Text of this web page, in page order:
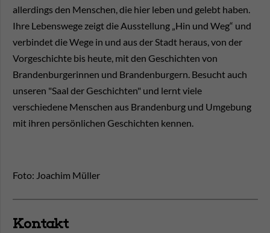
allerdings den Menschen, die hier leben und gelebt haben.
Ihre Lebenswege zeigt die Ausstellung „Hin und Weg“ und
verbindet die Wege in und aus der Stadt heraus, von der
Vorgeschichte bis heute, mit den Geschichten von
Brandenburgerinnen und Brandenburgern. Besucht auch
unseren "Saal der Geschichten" und lernt viele
verschiedene Menschen aus Brandenburg und Umgebung
mit ihren persönlichen Geschichten kennen.
Foto: Joachim Müller
Kontakt